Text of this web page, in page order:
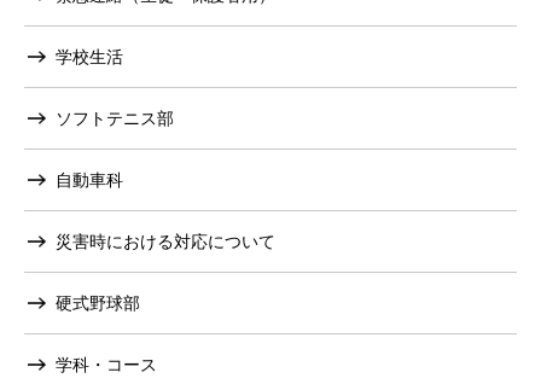
学校生活
ソフトテニス部
自動車科
災害時における対応について
硬式野球部
学科・コース